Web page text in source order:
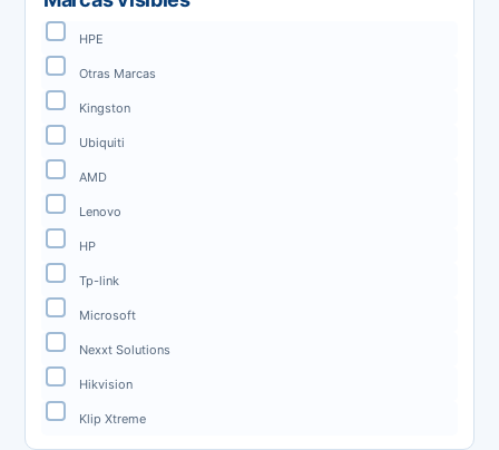
HPE
Otras Marcas
Kingston
Ubiquiti
AMD
Lenovo
HP
Tp-link
Microsoft
Nexxt Solutions
Hikvision
Klip Xtreme